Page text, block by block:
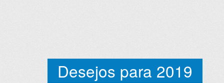
Desejos para 2019